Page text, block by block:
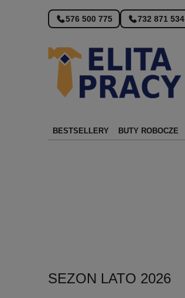
576 500 775 732 871 534
Nowy wygląd sklepu!
BESTSELLERY BUTY ROBOCZE
SEZON LATO 2026